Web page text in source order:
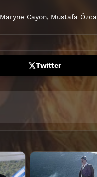
Maryne Cayon, Mustafa
Twitter